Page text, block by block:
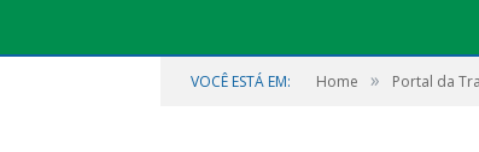
VOCÊ ESTÁ EM: Home » Portal da